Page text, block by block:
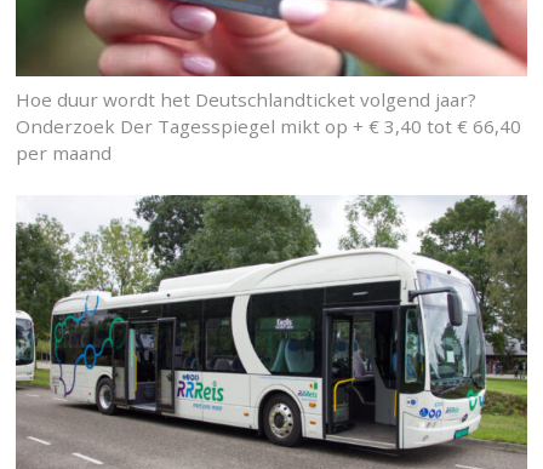
Hoe duur wordt het Deutschlandticket volgend jaar?
Onderzoek Der Tagesspiegel mikt op + € 3,40 tot € 66,40
per maand